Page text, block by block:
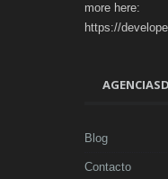
more here:
https://
Blog
Contacto